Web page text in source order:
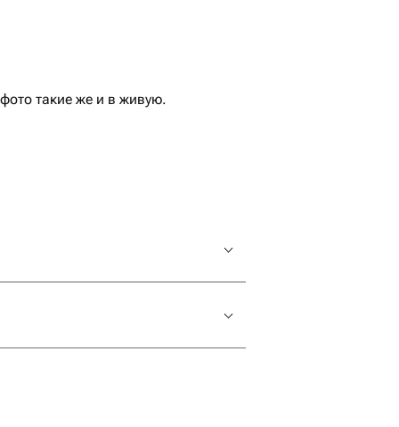
такие же и в живую.